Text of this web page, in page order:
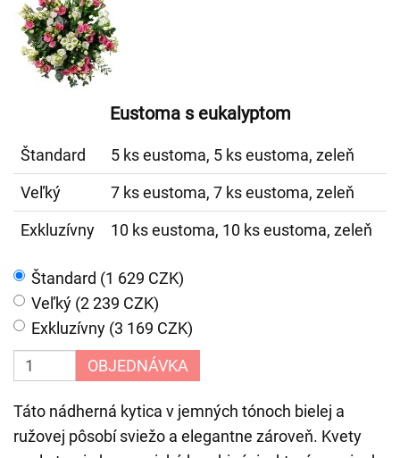
Eustoma s eukalyptom
Štandard
5 ks eustoma, 5 ks eustoma, zeleň
Veľký
7 ks eustoma, 7 ks eustoma, zeleň
Exkluzívny
10 ks eustoma, 10 ks eustoma, zeleň
Štandard (1 629 CZK)
Veľký (2 239 CZK)
Exkluzívny (3 169 CZK)
OBJEDNÁVKA
Táto nádherná kytica v jemných tónoch bielej a
ružovej pôsobí sviežo a elegantne zároveň. Kvety